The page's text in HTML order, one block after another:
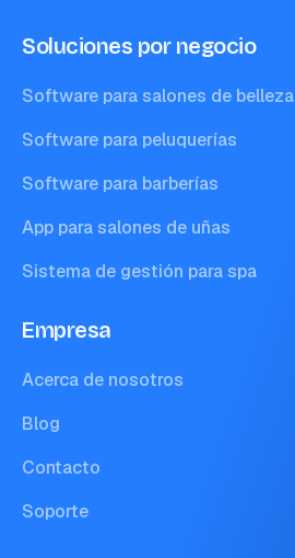
Soluciones por negocio
Software para salones de belleza
Software para peluquerías
Software para barberías
App para salones de uñas
Sistema de gestión para spa
Empresa
Acerca de nosotros
Blog
Contacto
Soporte